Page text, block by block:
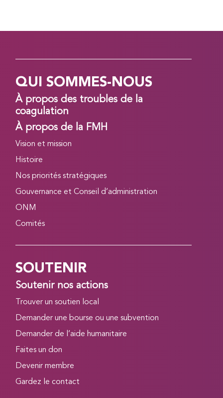
QUI SOMMES-NOUS
À propos des troubles de la
coagulation
À propos de la FMH
Vision et mission
Histoire
Nos priorités stratégiques
Gouvernance et Conseil d’administration
ONM
Comités
SOUTENIR
Soutenir nos actions
Trouver un soutien local
Demander une bourse ou une subvention
Demander de l’aide humanitaire
Faites un don
Devenir membre
Gardez le contact